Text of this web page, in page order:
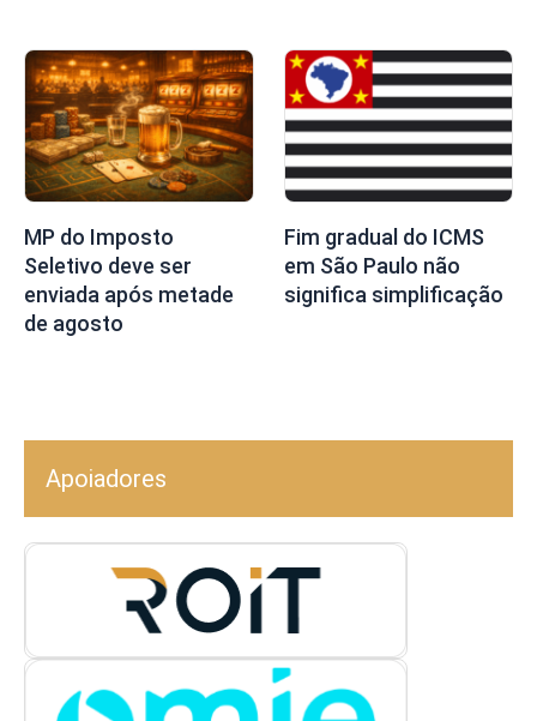
MP do Imposto
Seletivo deve ser
enviada após metade
de agosto
Fim gradual do ICMS
em São Paulo não
significa simplificação
Apoiadores